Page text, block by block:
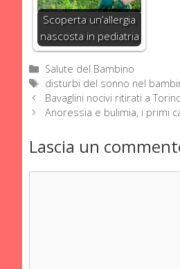
Scoperta un’allergia
nascosta in pediatria
Categorie
Salute del Bambino
Tag
disturbi del sonno nel
Bavaglini nocivi ritirati a
Anoressia e bulimia, i primi
Lascia un